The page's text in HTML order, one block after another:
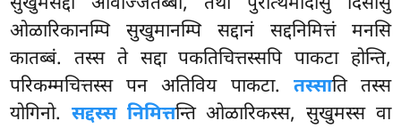
ओळारिकानम्पि सुखुमानम्पि सद्दानं सद्दनिमित्तं मनसि
कातब्बं. तस्स ते सद्दा पकतिचित्तस्सपि पाकटा होन्ति,
परिकम्मचित्तस्स पन अतिविय पाकटा. तस्साति तस्स
योगिनो. सद्दस्स निमित्तन्ति ओळारिकस्स, सुखुमस्स वा